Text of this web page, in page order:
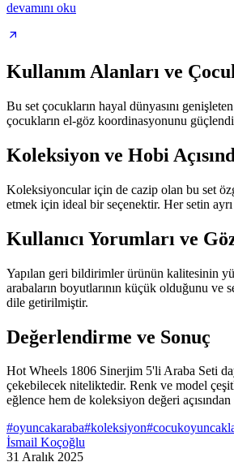
devamını oku
Kullanım Alanları ve
Bu set çocukların hayal dünyasını
çocukların el-göz koordinasyonunu
Koleksiyon ve Hobi
Koleksiyoncular için de cazip olan bu set
etmek için ideal bir seçenektir. Her setin
Kullanıcı Yorumları ve
Yapılan geri bildirimler ürünün kalitesinin
arabaların boyutlarının küçük olduğunu ve
dile getirilmiştir.
Değerlendirme ve Sonuç
Hot Wheels 1806 Sinerjim 5'li Araba Seti
çekebilecek niteliktedir. Renk ve model
eğlence hem de koleksiyon değeri
#oyuncakaraba#koleksiyon#
İsmail Koçoğlu
31 Aralık 2025